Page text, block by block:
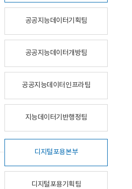
공공지능데이터기획팀
공공지능데이터개방팀
공공지능데이터인프라팀
지능데이터기반행정팀
디지털포용본부
디지털포용기획팀